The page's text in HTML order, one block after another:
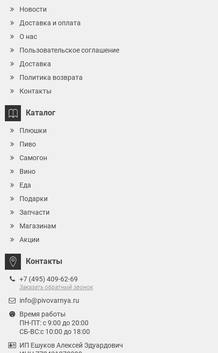
Новости
Доставка и оплата
О нас
Пользовательское соглашение
Доставка
Политика возврата
Контакты
Каталог
Плюшки
Пиво
Самогон
Вино
Еда
Подарки
Запчасти
Магазинам
Акции
Контакты
+7 (495) 409-62-69
Заказать обратный звонок
info@pivovarnya.ru
Время работы
ПН-ПТ: с 9:00 до 20:00
СБ-ВС:с 10:00 до 18:00
ИП Ешуков Алексей Эдуардович